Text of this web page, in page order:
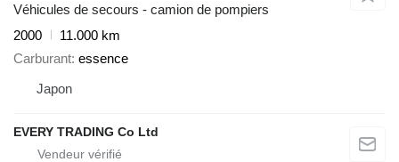
Véhicules de secours - camion de pompiers
2000
11.000 km
Carburant essence
Japon
EVERY TRADING Co Ltd